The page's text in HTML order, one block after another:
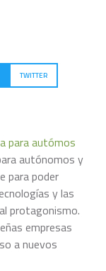
TWITTER
para autómos
autónomos y
para poder
y las
protagonismo.
empresas
a nuevos